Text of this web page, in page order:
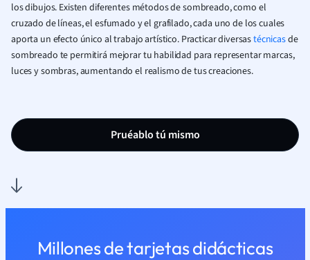
los dibujos. Existen diferentes métodos de sombreado, como el
cruzado de líneas, el esfumado y el grafilado, cada uno de los cuales
aporta un efecto único al trabajo artístico. Practicar diversastécnicasde
sombreado te permitirá mejorar tu habilidad para representar marcas,
luces y sombras, aumentando el realismo de tus creaciones.
Pruéablo tú mismo
Millones de tarjetas didácticas